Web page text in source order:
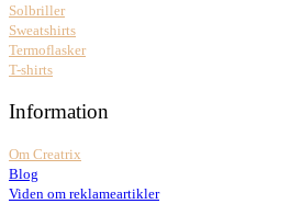
Solbriller
Sweatshirts
Termoflasker
T-shirts
Information
Om Creatrix
Blog
Viden om reklameartikler